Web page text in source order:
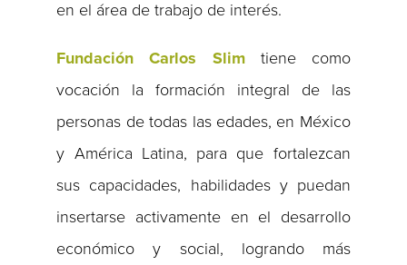
en el área de trabajo de interés.
Fundación Carlos Slimtiene como
vocación la formación integral de las
personas de todas las edades, en México
y América Latina, para que fortalezcan
sus capacidades, habilidades y puedan
insertarse activamente en el desarrollo
económico y social, logrando más